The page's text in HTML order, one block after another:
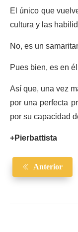
El único que
cultura y las
No, es un
Pues bien, es en
Así que, una vez
por una perfecta
por su capacidad
+Pierbattista
Anterior